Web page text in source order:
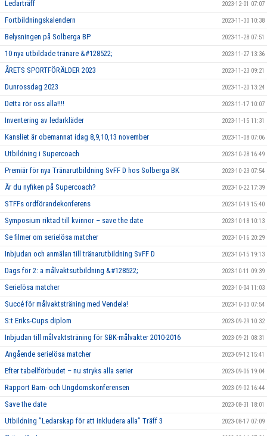
Ledarträff 2023-12-01 07:07
Fortbildningskalendern 2023-11-30 10:38
Belysningen på Solberga BP 2023-11-28 07:51
10 nya utbildade tränare &#128522; 2023-11-27 13:36
ÅRETS SPORTFÖRÄLDER 2023 2023-11-23 09:21
Dunrossdag 2023 2023-11-20 13:24
Detta rör oss alla!!!! 2023-11-17 10:07
Inventering av ledarkläder 2023-11-15 11:31
Kansliet är obemannat idag 8,9,10,13 november 2023-11-08 07:06
Utbildning i Supercoach 2023-10-28 16:49
Premiär för nya Tränarutbildning SvFF D hos Solberga BK 2023-10-23 07:54
Är du nyfiken på Supercoach? 2023-10-22 17:39
STFFs ordförandekonferens 2023-10-19 15:40
Symposium riktad till kvinnor – save the date 2023-10-18 10:13
Se filmer om serielösa matcher 2023-10-16 20:29
Inbjudan och anmälan till tränarutbildning SvFF D 2023-10-15 19:13
Dags för 2: a målvaktsutbildning &#128522; 2023-10-11 09:39
Serielösa matcher 2023-10-04 11:03
Succé för målvaktsträning med Vendela! 2023-10-03 07:54
S:t Eriks-Cups diplom 2023-09-29 10:32
Inbjudan till målvaktsträning för SBK-målvakter 2010-2016 2023-09-21 08:31
Angående serielösa matcher 2023-09-12 15:41
Efter tabellförbudet – nu stryks alla serier 2023-09-06 19:04
Rapport Barn- och Ungdomskonferensen 2023-09-02 16:44
Save the date 2023-08-31 18:01
Utbildning ”Ledarskap för att inkludera alla” Träff 3 2023-08-17 07:09